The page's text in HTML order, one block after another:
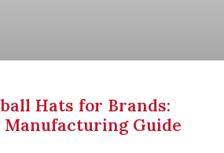
Hats for Brands:
Manufacturing Guide